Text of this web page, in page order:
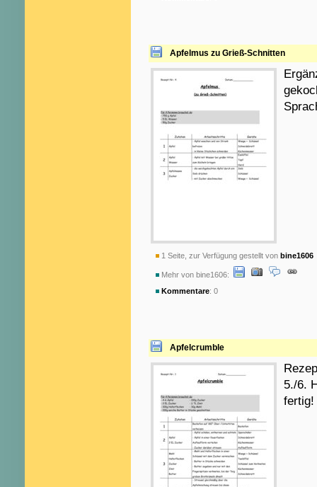
Apfelmus zu Grieß-Schnitten
1 Seite, zur Verfügung gestellt von bine1606
Mehr von bine1606:
Kommentare: 0
Apfelcrumble
5./6.
fertig!